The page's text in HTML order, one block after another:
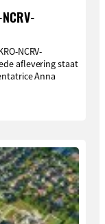
NCRV-
aflevering staat
Anna